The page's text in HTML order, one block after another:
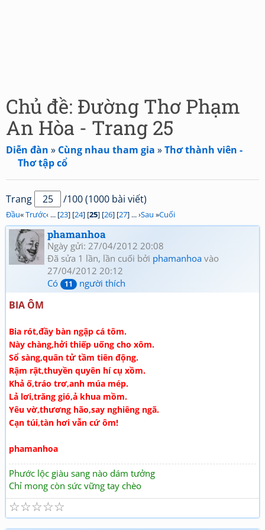
Chủ đề: Đường Thơ Phạm
An Hòa - Trang 25
Diễn đàn » Cùng nhau tham gia »Thơ thành viên -
Thơ tập cổ
Trang /100 (1000 bài viết)
Đầu«Trước‹ ... [23] [24] [25] [26] [27] ... ›Sau »Cuối
phamanhoa
Ngày gửi: 27/04/2012 20:08
Đã sửa 1 lần, lần cuối bởi phamanhoa vào
27/04/2012 20:12
Có
11 người thích
BIA ÔM
Bia rót,đầy bàn ngập cá tôm.
Này chàng,hởi thiếp uống cho xôm.
Sổ sàng,quân tử tầm tiên động.
Rậm rật,thuyền quyên hí cụ xồm.
Khả ố,tráo trơ,anh múa mép.
Lả lơi,trăng gió,ả khua mồm.
Yêu vờ,thương hão,say nghiêng ngã.
Cạn túi,tàn hơi vẫn cứ ôm!
phamanhoa
Phước lộc giàu sang nào dám tưởng
Chỉ mong còn sức vững tay chèo
☆
☆
☆
☆
☆